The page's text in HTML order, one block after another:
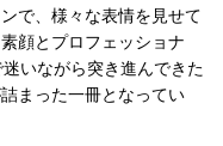
で、様々な表情を見せて
顔とプロフェッショナ
いながら突き進んできた
まった一冊となってい